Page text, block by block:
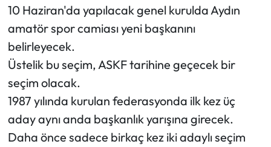
10 Haziran'da yapılacak genel kurulda Aydın
amatör spor camiası yeni başkanını
belirleyecek.
Üstelik bu seçim, ASKF tarihine geçecek bir
seçim olacak.
1987 yılında kurulan federasyonda ilk kez üç
aday aynı anda başkanlık yarışına girecek.
Daha önce sadece birkaç kez iki adaylı seçim
TARIM
TURİZM
YAŞAM
RESMİ İLANLAR
HABER İLAN